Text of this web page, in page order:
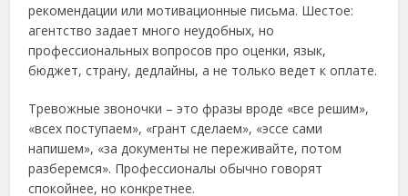
рекомендации или мотивационные письма. Шестое:
агентство задает много неудобных, но
профессиональных вопросов про оценки, язык,
бюджет, страну, дедлайны, а не только ведет к оплате.
Тревожные звоночки – это фразы вроде «все решим»,
«всех поступаем», «грант сделаем», «эссе сами
напишем», «за документы не переживайте, потом
разберемся». Профессионалы обычно говорят
спокойнее, но конкретнее.